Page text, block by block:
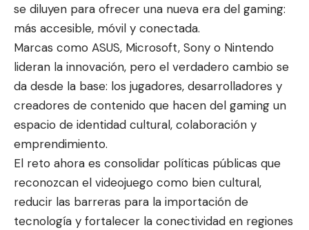
se diluyen para ofrecer una nueva era del gaming:
más accesible, móvil y conectada.
Marcas como ASUS, Microsoft, Sony o Nintendo
lideran la innovación, pero el verdadero cambio se
da desde la base: los jugadores, desarrolladores y
creadores de contenido que hacen del gaming un
espacio de identidad cultural, colaboración y
emprendimiento.
El reto ahora es consolidar políticas públicas que
reconozcan el videojuego como bien cultural,
reducir las barreras para la importación de
tecnología y fortalecer la conectividad en regiones